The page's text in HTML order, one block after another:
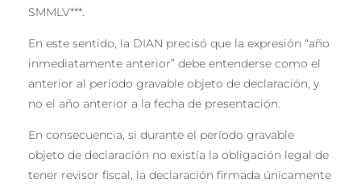
SMMLV***.
En este sentido, la DIAN precisó que la expresión “año
inmediatamente anterior” debe entenderse como el
anterior al período gravable objeto de declaración, y
no el año anterior a la fecha de presentación.
En consecuencia, si durante el período gravable
objeto de declaración no existía la obligación legal de
tener revisor fiscal, la declaración firmada únicamente